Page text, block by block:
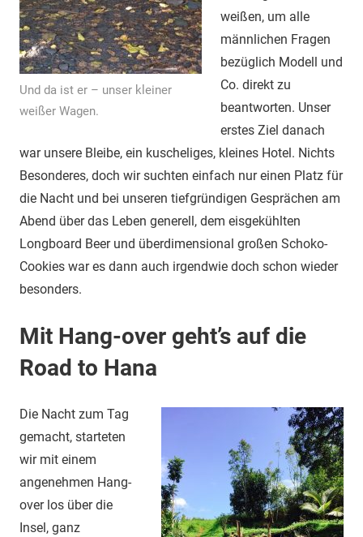
Und da ist er – unser kleiner
weißer Wagen.
weißen, um alle
männlichen Fragen
bezüglich Modell und
Co. direkt zu
beantworten. Unser
erstes Ziel danach
war unsere Bleibe, ein kuscheliges, kleines Hotel. Nichts
Besonderes, doch wir suchten einfach nur einen Platz für
die Nacht und bei unseren tiefgründigen Gesprächen am
Abend über das Leben generell, dem eisgekühlten
Longboard Beer und überdimensional großen Schoko-
Cookies war es dann auch irgendwie doch schon wieder
besonders.
Mit Hang-over geht’s auf die
Road to Hana
Die Nacht zum Tag
gemacht, starteten
wir mit einem
angenehmen Hang-
over los über die
Insel, ganz